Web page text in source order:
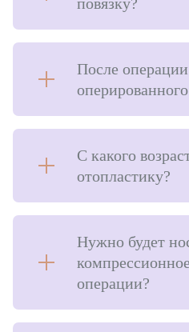
После
С какого
отопластику?
Нужно будет
операции?